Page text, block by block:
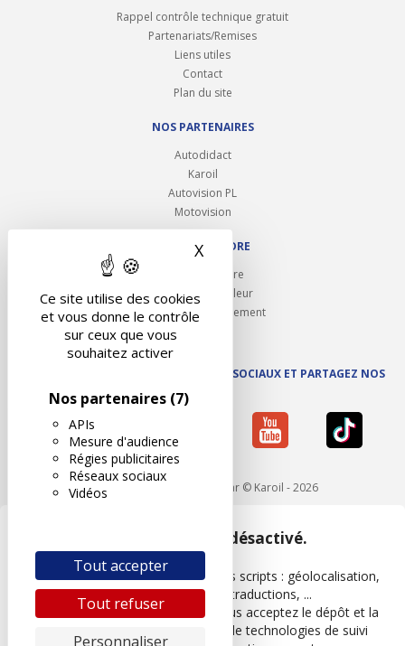
Ce site utilise des cookies
et vous donne le contrôle
sur ceux que vous
souhaitez activer
Nos partenaires (7)
APIs
Mesure d'audience
Régies publicitaires
Réseaux sociaux
Vidéos
Tout accepter
Tout refuser
Personnaliser
X Masquer le bandeau des
Rappel contrôle technique gratuit
Partenariats/Remises
Liens utiles
Contact
Plan du site
NOS PARTENAIRES
Autodidact
Karoil
Autovision PL
Motovision
NOUS REJOINDRE
Ouvrir un centre
Devenez contrôleur
Carrières et recrutement
SUIVEZ AUTOVISION SUR LES RÉSEAUX SOCIAUX ET PARTAGEZ NOS
ACTUS
Mentions légales - Réalisé par © Karoil - 2026
Google Maps est désactivé.
Les APIs permettent de charger des scripts : géolocalisation,
moteurs de recherche, traductions, ...
En autorisant ces services tiers, vous acceptez le dépôt et la
lecture de cookies et l'utilisation de technologies de suivi